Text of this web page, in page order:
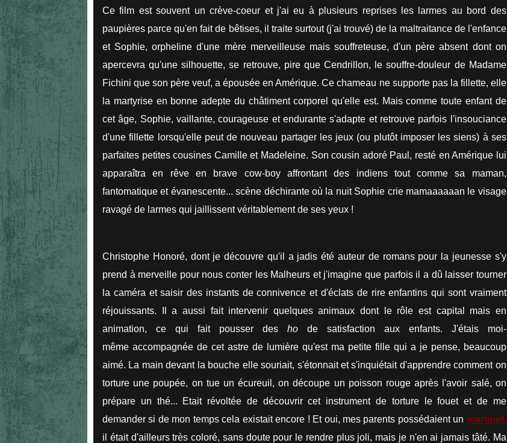
Ce film est souvent un crève-coeur et j'ai eu à plusieurs reprises les larmes au bord des
paupières parce qu'en fait de bêtises, il traite surtout (j'ai trouvé) de la maltraitance de l'enfance
et Sophie, orpheline d'une mère merveilleuse mais souffreteuse, d'un père absent dont on
apercevra qu'une silhouette, se retrouve, pire que Cendrillon, le souffre-douleur de Madame
Fichini que son père veuf, a épousée en Amérique. Ce chameau ne supporte pas la fillette, elle
la martyrise en bonne adepte du châtiment corporel qu'elle est. Mais comme toute enfant de
cet âge, Sophie, vaillante, courageuse et endurante s'adapte et retrouve parfois l'insouciance
d'une fillette lorsqu'elle peut de nouveau partager les jeux (ou plutôt imposer les siens) à ses
parfaites petites cousines Camille et Madeleine. Son cousin adoré Paul, resté en Amérique lui
apparaîtra en rêve en brave cow-boy affrontant des indiens tout comme sa maman,
fantomatique et évanescente... scène déchirante où la nuit Sophie crie mamaaaaaan le visage
ravagé de larmes qui jaillissent véritablement de ses yeux !
Christophe Honoré, dont je découvre qu'il a jadis été auteur de romans pour la jeunesse s'y
prend à merveille pour nous conter les Malheurs et j'imagine que parfois il a dû laisser tourner
la caméra et saisir des instants de connivence et d'éclats de rire enfantins qui sont vraiment
réjouissants. Il a aussi fait intervenir quelques animaux dont le rôle est capital mais en
animation, ce qui fait pousser des hode satisfaction aux enfants. J'étais moi-
même accompagnée de cet astre de lumière qu'est ma petite fille qui a je pense, beaucoup
aimé. La main devant la bouche elle souriait, s'étonnait et s'inquiétait d'apprendre comment on
torture une poupée, on tue un écureuil, on découpe un poisson rouge après l'avoir salé, on
prépare un thé... Etait révoltée de découvrir cet instrument de torture le fouet et de me
demander si de mon temps cela existait encore ! Et oui, mes parents possédaient un martinet,
il était d'ailleurs très coloré, sans doute pour le rendre plus joli, mais je n'en ai jamais tâté. Ma